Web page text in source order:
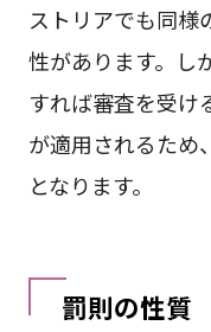
ストリアでも同様
性があります。し
すれば審査を受け
が適用されるため
となります。
罰則の性質